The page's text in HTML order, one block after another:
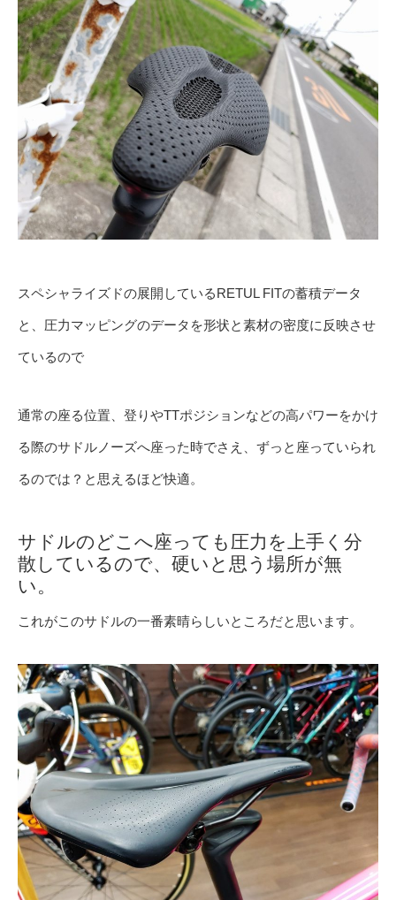
スペシャライズドの展開しているRETUL FITの蓄積データ
と、圧力マッピングのデータを形状と素材の密度に反映させ
ているので
通常の座る位置、登りやTTポジションなどの高パワーをかけ
る際のサドルノーズへ座った時でさえ、ずっと座っていられ
るのでは？と思えるほど快適。
サドルのどこへ座っても圧力を上手く分
散しているので、硬いと思う場所が無
い。
これがこのサドルの一番素晴らしいところだと思います。